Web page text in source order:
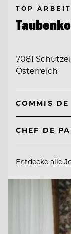
TOP
7081
Österreich
COMMIS
CHEF DE
Entdecke alle